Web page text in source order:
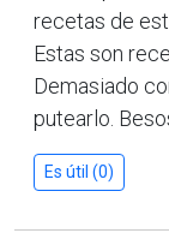
recetas de
Estas son
Demasiado
putearlo.
Es útil (0)